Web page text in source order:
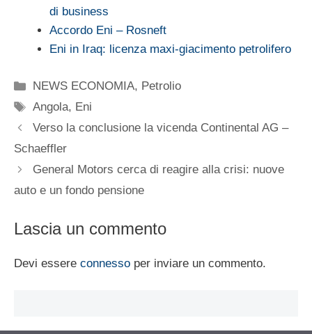
di business
Accordo Eni – Rosneft
Eni in Iraq: licenza maxi-giacimento petrolifero
Categorie
NEWS ECONOMIA, Petrolio
Tag
Angola, Eni
Verso la conclusione la vicenda Continental AG –
Schaeffler
General Motors cerca di reagire alla crisi: nuove
auto e un fondo pensione
Lascia un commento
Devi essere connesso per inviare un commento.